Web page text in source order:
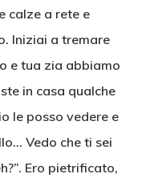
calze a rete e
Iniziai a tremare
e tua zia abbiamo
in casa qualche
le posso vedere e
Vedo che ti sei
Ero pietrificato,